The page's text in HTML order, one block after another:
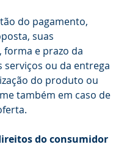
do pagamento,
suas
forma e prazo da
serviços ou da entrega
do produto ou
também em caso de
do consumidor